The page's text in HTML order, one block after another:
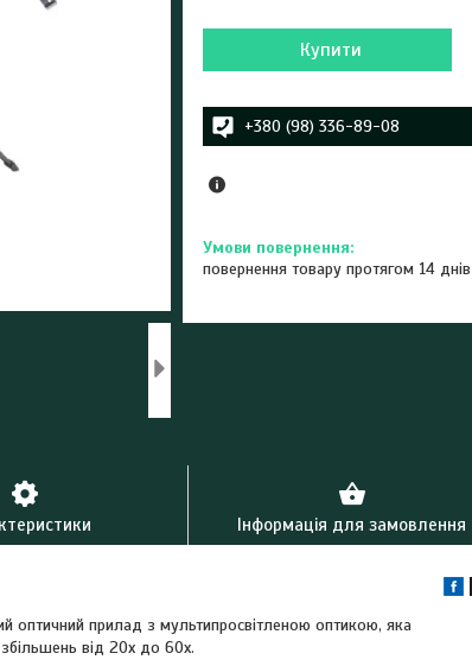
Купити
+380 (98) 336-89-08
повернення товару протягом 14
Інформація для замовлення
оптичний прилад з мультипросвітленою оптикою, яка
від 20х до 60х.